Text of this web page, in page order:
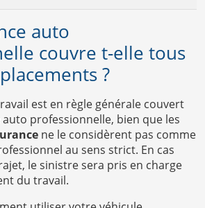
auto
couvre t-elle tous
?
est en règle générale couvert
professionnelle, bien que les
ne le considèrent pas comme
au sens strict. En cas
le sinistre sera pris en charge
du travail.